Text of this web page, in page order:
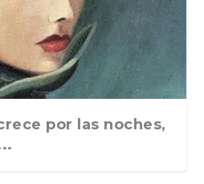
por las noches,